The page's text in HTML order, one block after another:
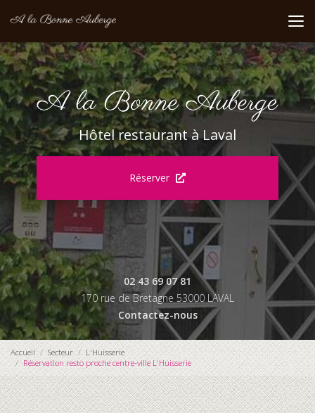
au
principal
Hôtel restaurant à Laval
Réserver
02 43 69 07 81
170 rue de Bretagne 53000 LAVAL
Contactez-nous
Accueil Secteur
L'Huisserie
Réservation resto proche centre-ville L'Huisserie